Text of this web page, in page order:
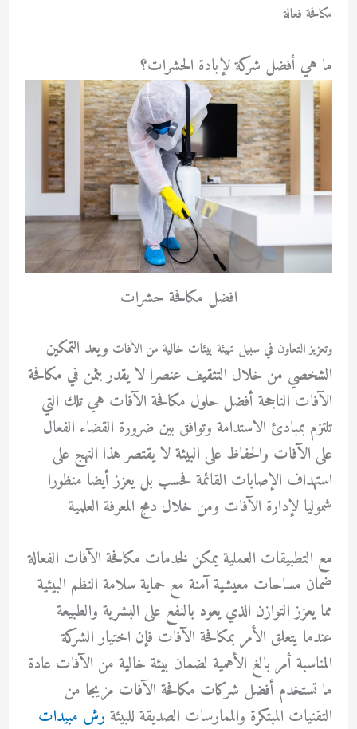
مكافحة فعالة
ما هي أفضل شركة لإبادة الحشرات؟
افضل مكافحة حشرات
وتعزيز التعاون في سبيل تهيئة بيئات خالية من الآفات ويعد التمكين
الشخصي من خلال التثقيف عنصرا لا يقدر بثمن في مكافحة
الآفات الناجحة أفضل حلول مكافحة الآفات هي تلك التي
تلتزم بمبادئ الاستدامة وتوافق بين ضرورة القضاء الفعال
على الآفات والحفاظ على البيئة لا يقتصر هذا النهج على
استهداف الإصابات القائمة فحسب بل يعزز أيضا منظورا
شموليا لإدارة الآفات ومن خلال دمج المعرفة العلمية
مع التطبيقات العملية يمكن لخدمات مكافحة الآفات الفعالة
ضمان مساحات معيشية آمنة مع حماية سلامة النظم البيئية
مما يعزز التوازن الذي يعود بالنفع على البشرية والطبيعة
عندما يتعلق الأمر بمكافحة الآفات فإن اختيار الشركة
المناسبة أمر بالغ الأهمية لضمان بيئة خالية من الآفات عادة
ما تستخدم أفضل شركات مكافحة الآفات مزيجا من
التقنيات المبتكرة والممارسات الصديقة للبيئة رش مبيدات